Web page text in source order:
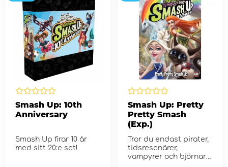
Smash Up: 10th
Anniversary
Smash Up firar 10 år
med sitt 20:e set!
Smash Up: Pretty
Pretty Smash
(Exp.)
Tror du endast pirater,
tidsresenärer,
vampyrer och björnar